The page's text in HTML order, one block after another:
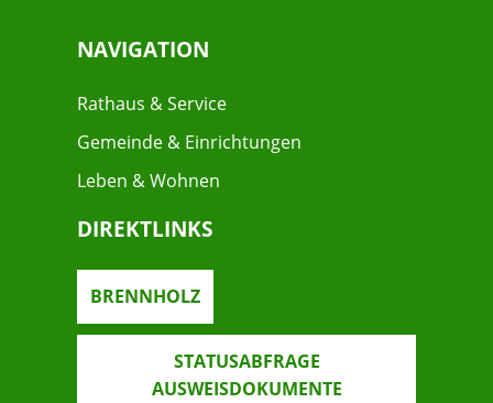
NAVIGATION
Rathaus & Service
Gemeinde & Einrichtungen
Leben & Wohnen
DIREKTLINKS
BRENNHOLZ
STATUSABFRAGE
AUSWEISDOKUMENTE